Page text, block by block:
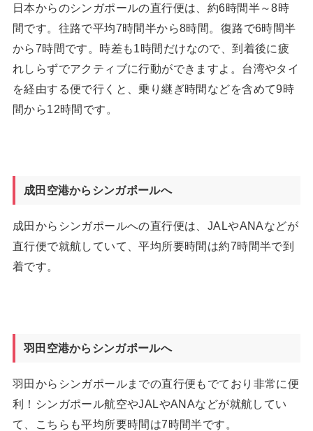
日本からのシンガポールの直行便は、約6時間半～8時
間です。往路で平均7時間半から8時間。復路で6時間半
から7時間です。 時差も1時間だけなので、到着後に疲
れしらずでアクティブに行動ができますよ。台湾やタイ
を経由する便で行くと、乗り継ぎ時間などを含めて9時
間から12時間です。
成田空港からシンガポールへ
成田からシンガポールへの直行便は、JALやANAなどが
直行便で就航していて、平均所要時間は約7時間半で到
着です。
羽田空港からシンガポールへ
羽田からシンガポールまでの直行便もでており非常に便
利！シンガポール航空やJALやANAなどが就航してい
て、こちらも平均所要時間は7時間半です。